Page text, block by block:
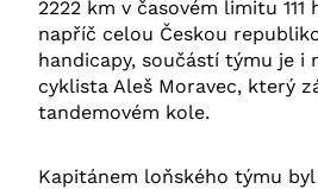
2222 km v časovém limitu 111
napříč celou Českou
handicapy, součástí týmu je i
cyklista Aleš Moravec, který
tandemovém kole.
Kapitánem loňského týmu byl